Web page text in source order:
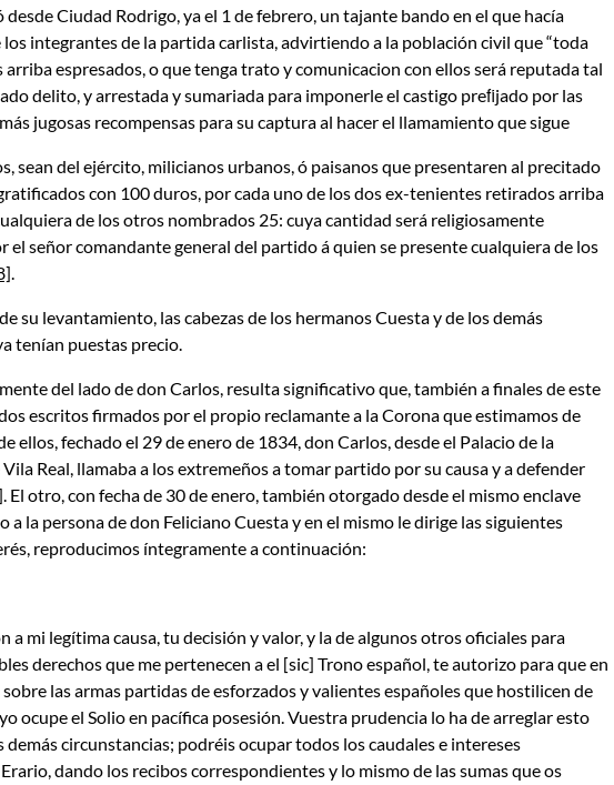
desde Ciudad Rodrigo, ya el 1 de febrero, un tajante bando en el que hacía
integrantes de la partida carlista, advirtiendo a la población civil que “toda
arriba espresados, o que tenga trato y comunicacion con ellos será reputada tal
delito, y arrestada y sumariada para imponerle el castigo preﬁjado por las
jugosas recompensas para su captura al hacer el llamamiento que sigue
sean del ejército, milicianos urbanos, ó paisanos que presentaren al precitado
con 100 duros, por cada uno de los dos ex-tenientes retirados arriba
de los otros nombrados 25: cuya cantidad será religiosamente
el señor comandante general del partido á quien se presente cualquiera de los
.
su levantamiento, las cabezas de los hermanos Cuesta y de los demás
tenían puestas precio.
del lado de don Carlos, resulta significativo que, también a finales de este
escritos firmados por el propio reclamante a la Corona que estimamos de
ellos, fechado el 29 de enero de 1834, don Carlos, desde el Palacio de la
Real, llamaba a los extremeños a tomar partido por su causa y a defender
. El otro, con fecha de 30 de enero, también otorgado desde el mismo enclave
la persona de don Feliciano Cuesta y en el mismo le dirige las siguientes
reproducimos íntegramente a continuación:
a mi legítima causa, tu decisión y valor, y la de algunos otros oficiales para
derechos que me pertenecen a el [sic] Trono español, te autorizo para que en
las armas partidas de esforzados y valientes españoles que hostilicen de
ocupe el Solio en pacífica posesión. Vuestra prudencia lo ha de arreglar esto
circunstancias; podréis ocupar todos los caudales e intereses
dando los recibos correspondientes y lo mismo de las sumas que os